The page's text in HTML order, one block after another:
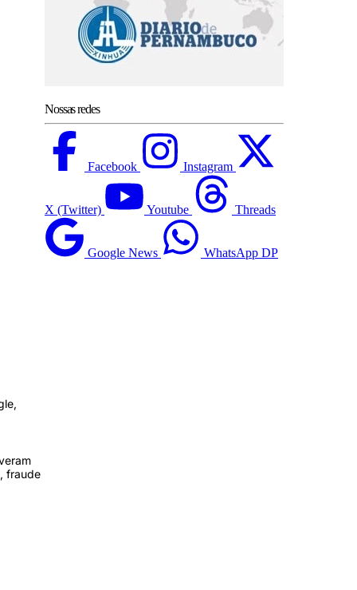
fraude
Nossas redes
Facebook Instagram
X (Twitter) Youtube Threads
Google News WhatsApp DP